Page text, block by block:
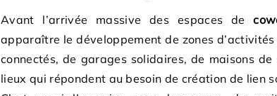
Avant l’arrivée massive des espaces de
apparaître le développement de zones
connectés, de garages solidaires, de maisons
lieux qui répondent au besoin de création de lien